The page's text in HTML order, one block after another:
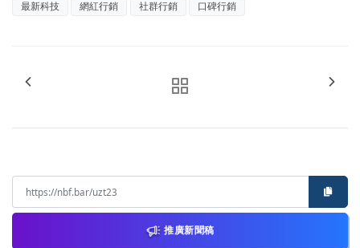
最新科技 網紅行銷 社群行銷 口碑行銷
推廣新聞稿